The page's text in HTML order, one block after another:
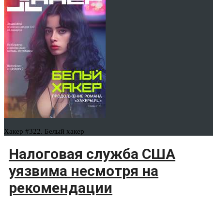
Хакер #322. Белый хакер
Налоговая служба США
уязвима несмотря на
рекомендации